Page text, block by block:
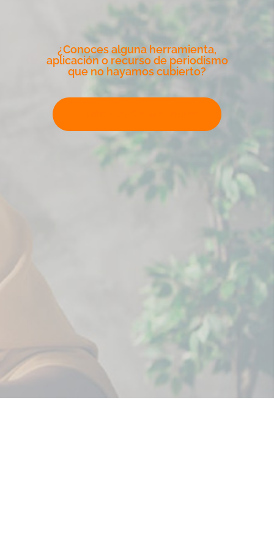
¿Conoces alguna herramienta,
aplicación o recurso de periodismo
que no hayamos cubierto?